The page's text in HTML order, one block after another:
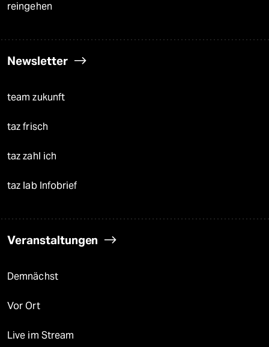
reingehen
Newsletter
team zukunft
taz frisch
taz zahl ich
taz lab Infobrief
Veranstaltungen
Demnächst
Vor Ort
Live im Stream